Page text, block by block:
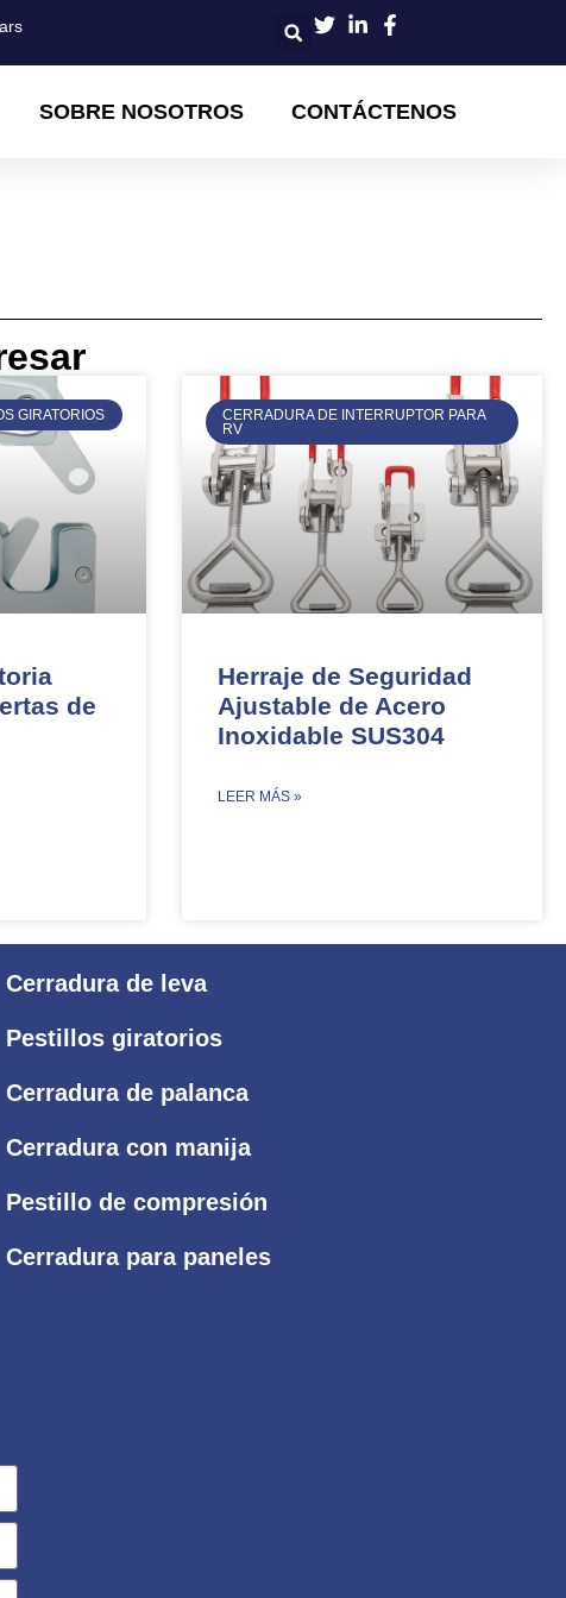
SOBRE NOSOTROS CONTÁCTENOS
GIRATORIOS
de
CERRADURA DE INTERRUPTOR PARA
RV
Herraje de Seguridad
Ajustable de Acero
Inoxidable SUS304​​
​LEER MÁS »
Cerradura de leva
Pestillos giratorios
Cerradura de palanca
Cerradura con manija
Pestillo de compresión
Cerradura para paneles